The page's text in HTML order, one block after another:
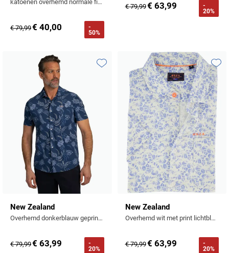
katoenen overhemd normale fit oranje geprint
€ 79,99€ 40,00
-
50%
€ 79,99€ 63,99
-
20%
New Zealand
Overhemd donkerblauw geprint normale fit korte mouw
€ 79,99€ 63,99
-
20%
Toevoegen aan favorieten
New Zealand
Overhemd wit met print lichtblauw bloemen normale fit
€ 79,99€ 63,99
-
20%